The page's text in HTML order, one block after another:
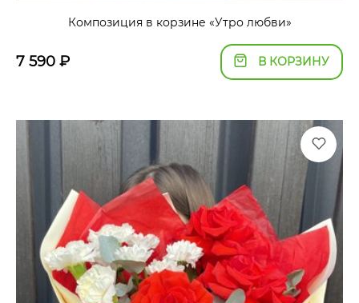
Композиция в корзине «Утро любви»
7 590 ₽ В КОРЗИНУ